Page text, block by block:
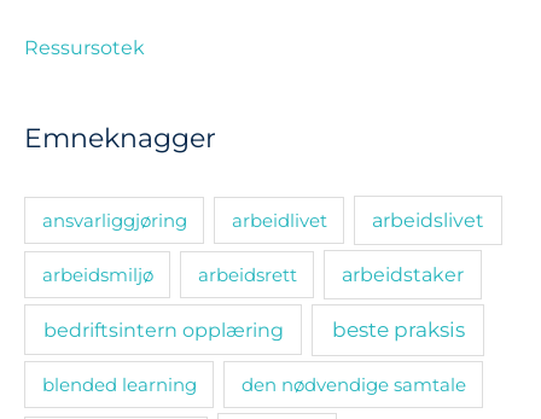
Ressursotek
Emneknagger
ansvarliggjøring arbeidlivet arbeidslivet
arbeidsmiljø arbeidsrett arbeidstaker
bedriftsintern opplæring beste praksis
blended learning den nødvendige samtale